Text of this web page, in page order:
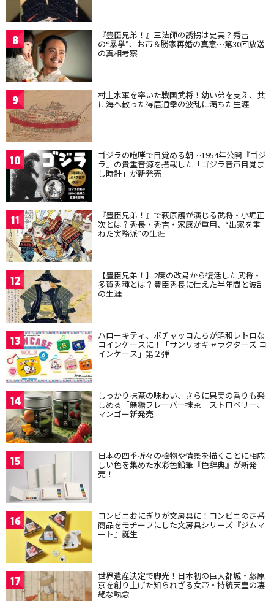
8 『豊臣兄弟！』三法師の誘拐は史実？秀吉
の“暴挙”、お市＆勝家再婚の真意…第30回放送
の真相考察
9 村上水軍を率いた戦国武将！幼い弟を支え、共
に海へ散った得居通幸の波乱に満ちた生涯
10 ゴジラの咆哮で目覚める朝…1954年公開『ゴジ
ラ』の貴重音源を搭載した「ゴジラ音声目覚ま
し時計」が新発売
11 『豊臣兄弟！』で萩原護が演じる武将・小堀正
次とは？秀長・秀吉・家康が重用、“出家を重
ねた実務派”の生涯
12 【豊臣兄弟！】2度の改易から復活した武将・
多賀秀種とは？豊臣秀長に仕えた半年間と波乱
の生涯
13 ハローキティ、ポチャッコたちが昭和レトロな
コインケースに！「サンリオキャラクターズ コ
インケース」第２弾
14 しっかり抹茶の味わい、さらに果実の香りも楽
しめる「無糖フレーバー抹茶」ストロベリー、
マンゴー新発売
15 日本の四季折々の植物や情景を描くことに相応
しい色を集めた水彩色鉛筆『色辞典』が新発
売！
16 コンビニおにぎりが文房具に！コンビニの定番
商品をモチーフにした文房具シリーズ『ジムマ
ート』誕生
17 世界遺産決定で脚光！日本初の巨大都城・藤原
京を創り上げた知られざる女帝・持統天皇の凄
絶な執念